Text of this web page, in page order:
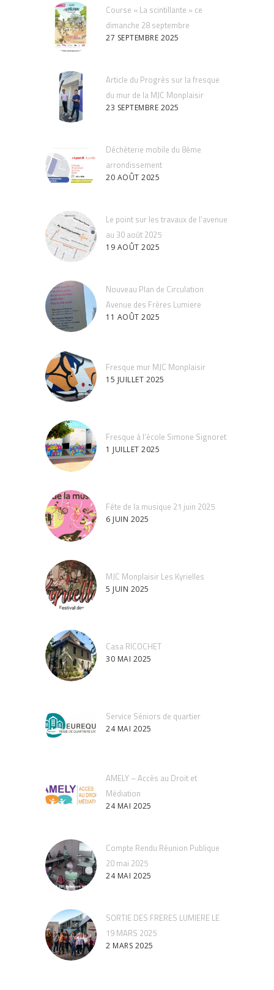
Course « La scintillante » ce
dimanche 28 septembre
27 SEPTEMBRE 2025
Article du Progrès sur la fresque
du mur de la MJC Monplaisir
23 SEPTEMBRE 2025
Déchèterie mobile du 8ème
arrondissement
20 AOÛT 2025
Le point sur les travaux de l’avenue
au 30 août 2025
19 AOÛT 2025
Nouveau Plan de Circulation
Avenue des Frères Lumiere
11 AOÛT 2025
Fresque mur MJC Monplaisir
15 JUILLET 2025
Fresque à l’école Simone Signoret
1 JUILLET 2025
Fête de la musique 21 juin 2025
6 JUIN 2025
MJC Monplaisir Les Kyrielles
5 JUIN 2025
Casa RICOCHET
30 MAI 2025
Service Séniors de quartier
24 MAI 2025
AMELY – Accès au Droit et
Médiation
24 MAI 2025
Compte Rendu Réunion Publique
20 mai 2025
24 MAI 2025
SORTIE DES FRERES LUMIERE LE
19 MARS 2025
2 MARS 2025